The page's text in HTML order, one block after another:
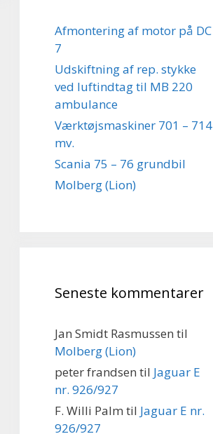
Afmontering af motor på DC
7
Udskiftning af rep. stykke
ved luftindtag til MB 220
ambulance
Værktøjsmaskiner 701 – 714
mv.
Scania 75 – 76 grundbil
Molberg (Lion)
Seneste kommentarer
Jan Smidt Rasmussen til
Molberg (Lion)
peter frandsen til Jaguar E
nr. 926/927
F. Willi Palm til Jaguar E nr.
926/927